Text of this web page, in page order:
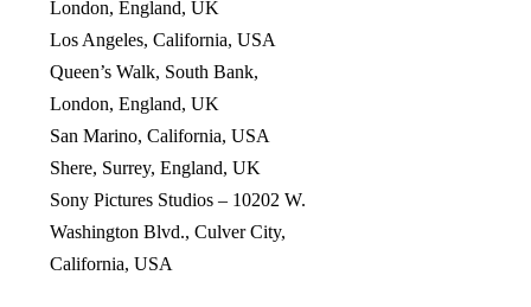
London, England, UK
Los Angeles, California, USA
Queen’s Walk, South Bank,
London, England, UK
San Marino, California, USA
Shere, Surrey, England, UK
Sony Pictures Studios – 10202 W.
Washington Blvd., Culver City,
California, USA